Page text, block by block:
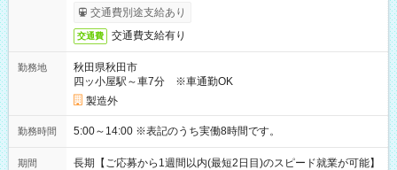
交通費別途支給あり
交通費 交通費支給有り
勤務地
秋田県秋田市
四ッ小屋駅～車7分 ※車通勤OK
製造外
勤務時間 5:00～14:00 ※表記のうち実働8時間です。
期間
長期【ご応募から1週間以内(最短2日目)のスピード就業が可能】